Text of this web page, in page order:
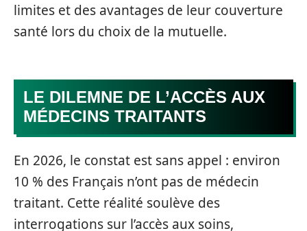
limites et des avantages de leur couverture
santé lors du choix de la mutuelle.
LE DILEMNE DE L’ACCÈS AUX
MÉDECINS TRAITANTS
En 2026, le constat est sans appel : environ
10 % des Français n’ont pas de médecin
traitant. Cette réalité soulève des
interrogations sur l’accès aux soins,